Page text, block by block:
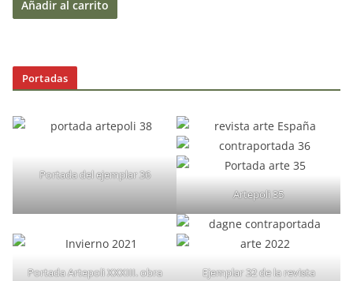
Añadir al carrito
Portadas
Portada del ejemplar 36
Artepoli 35
Portada Artepoli XXXIII. obra
Ejemplar 32 de la revista